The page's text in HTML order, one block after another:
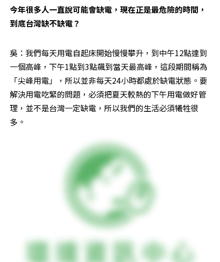
今年很多人一直說可能會缺電，現在正是最危險的時間，
到底台灣缺不缺電？
吳：我們每天用電自起床開始慢慢攀升，到中午12點達到
一個高峰，下午1點到3點飆到當天最高峰，這段期間稱為
「尖峰用電」，所以並非每天24小時都處於缺電狀態。要
解決用電吃緊的問題，必須把夏天較熱的下午用電做好管
理，並不是台灣一定缺電，所以我們的生活必須犧牲很
多。